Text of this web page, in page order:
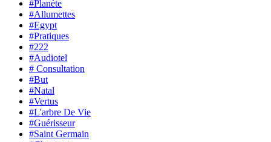
#Planète
#Allumettes
#Egypt
#Pratiques
#222
#Audiotel
# Consultation
#But
#Natal
#Vertus
#L'arbre De Vie
#Guérisseur
#Saint Germain